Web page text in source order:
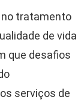
no tratamento
de vida
que desafios
serviços de